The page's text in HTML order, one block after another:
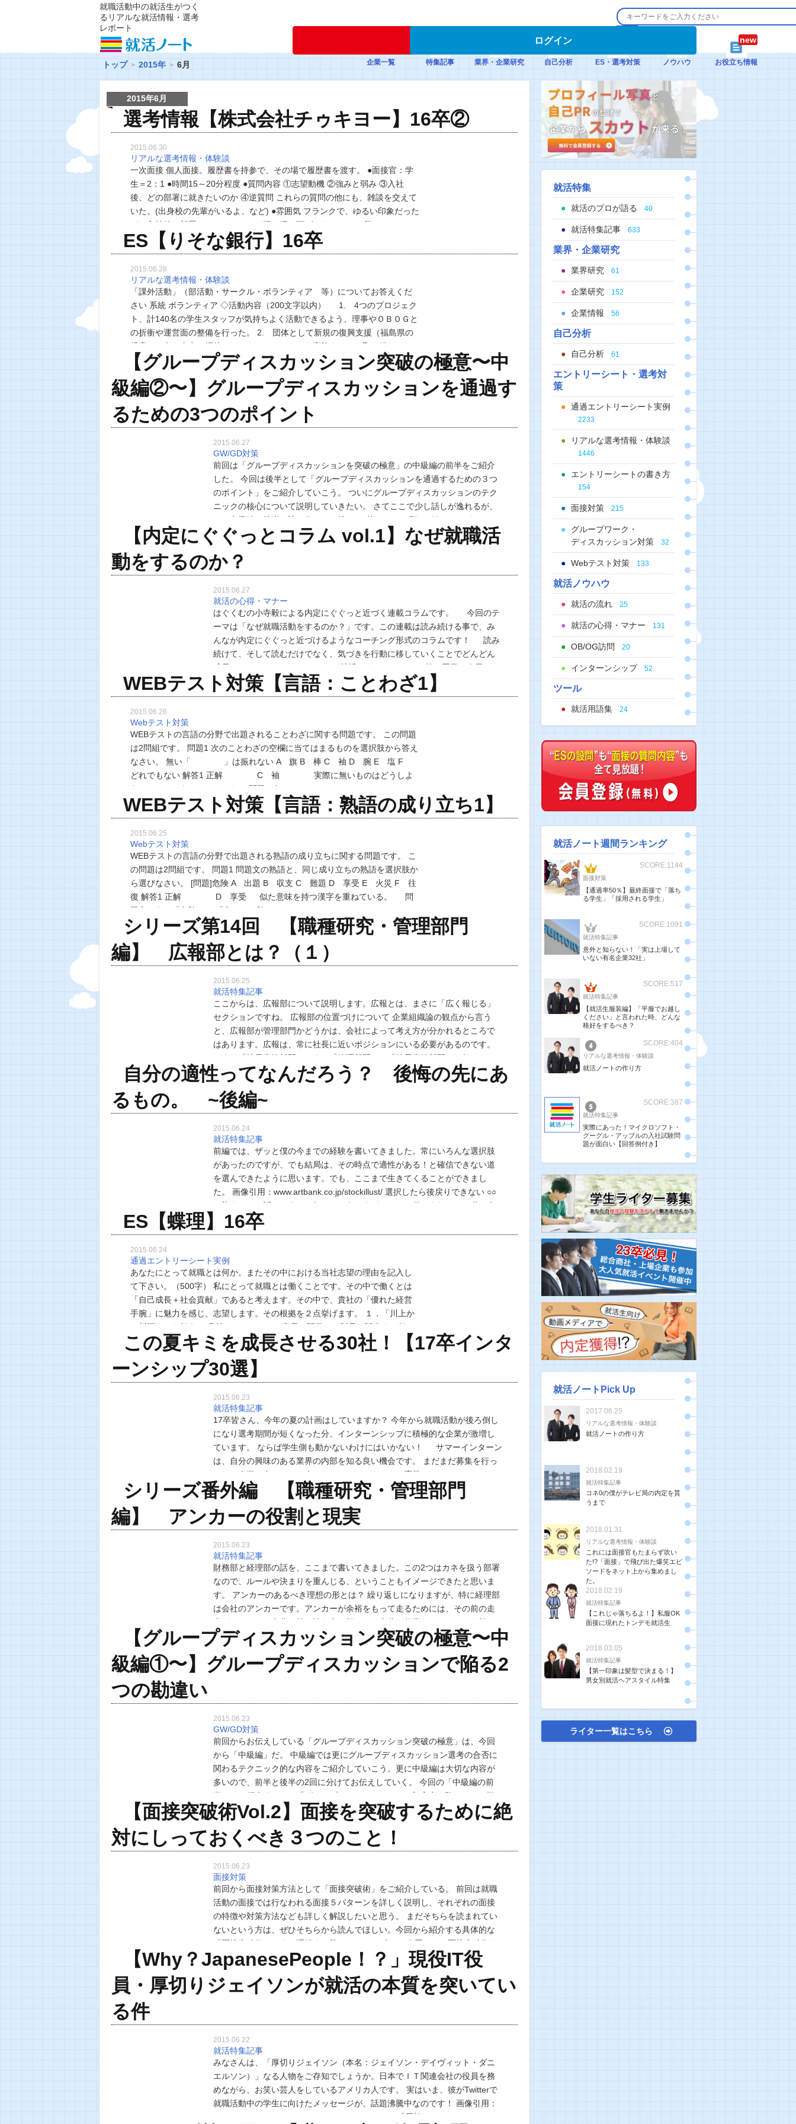
就職活動中の就活生がつく
るリアルな就活情報・選考
レポート
企業一覧 特集記事 業界・企業研究 自己分析 ES・選考対策 ノウハウ お役立ち情報
ログイン
トップ 2015年 6月
2015年6月
選考情報【株式会社チゥキヨー】16卒②
2015.06.30
リアルな選考情報・体験談
一次面接 個人面接。履歴書を持参で、その場で履歴書を渡す。 ●面接官：学
生＝2：1 ●時間15～20分程度 ●質問内容 ①志望動機 ②強みと弱み ③入社
後、どの部署に就きたいのか ④逆質問 これらの質問の他にも、雑談を交えて
いた。(出身校の先輩がいるよ、など) ●雰囲気 フランクで、ゆるい印象だった
が、入社後の部署についてはかなり深く掘り下げられる。 その際…
ES【りそな銀行】16卒
2015.06.28
リアルな選考情報・体験談
「課外活動」（部活動・サークル・ボランティア 等）についてお答えくだ
さい 系統 ボランティア ◇活動内容（200文字以内） 1. 4つのプロジェク
ト、計140名の学生スタッフが気持ちよく活動できるよう、理事やＯＢＯＧと
の折衝や運営面の整備を行った。 2. 団体として新規の復興支援（福島県の
児童２５名を東京に招待し、スタディーツアーを実施する）に取り組むこと
になり、責任者…
【グループディスカッション突破の極意〜中
級編②〜】グループディスカッションを通過す
るための3つのポイント
2015.06.27
GW/GD対策
前回は「グループディスカッションを突破の極意」の中級編の前半をご紹介
した。 今回は後半として「グループディスカッションを通過するための３つ
のポイント」をご紹介していこう。 ついにグループディスカッションのテク
ニックの核心について説明していきたい。 さてここで少し話しが逸れるが、
この中級編の後半を読み終わった後に1つ皆さんにお願いがある。 それはぜひ
先輩内定者の「グループディスカッションの選考レポー…
【内定にぐぐっとコラム vol.1】なぜ就職活
動をするのか？
2015.06.27
就活の心得・マナー
はぐくむの小寺毅による内定にぐぐっと近づく連載コラムです。 今回のテ
ーマは「なぜ就職活動をするのか？」です。この連載は読み続ける事で、み
んなが内定にぐぐっと近づけるようなコーチング形式のコラムです！ 読み
続けて、そして読むだけでなく、気づきを行動に移していくことでどんどん
成長していってくださいね。 なぜ就活をするのか？ さて第１回目の今日は、
就職活動をするということについて少し考えてみま…
WEBテスト対策【言語：ことわざ1】
2015.06.26
Webテスト対策
WEBテストの言語の分野で出題されることわざに関する問題です。 この問題
は2問組です。 問題1 次のことわざの空欄に当てはまるものを選択肢から答え
なさい。 無い「 」は振れない A 旗 B 棒 C 袖 D 腕 E 塩 F
どれでもない 解答1 正解 C 袖 実際に無いものはどうしよ
うもないということのたとえ。 問題2 次…
WEBテスト対策【言語：熟語の成り立ち1】
2015.06.25
Webテスト対策
WEBテストの言語の分野で出題される熟語の成り立ちに関する問題です。 こ
の問題は2問組です。 問題1 問題文の熟語と、同じ成り立ちの熟語を選択肢か
ら選びなさい。 [問題]危険 A 出題 B 収支 C 難題 D 享受 E 火災 F 往
復 解答1 正解 D 享受 似た意味を持つ漢字を重ねている。 問
題文にある「危険」は 「危ない・険しい…
シリーズ第14回 【職種研究・管理部門
編】 広報部とは？（１）
2015.06.25
就活特集記事
ここからは、広報部について説明します。広報とは、まさに「広く報じる」
セクションですね。 広報部の位置づけについて 企業組織論の観点から言う
と、広報部が管理部門かどうかは、会社によって考え方が分かれるところで
はあります。広報は、常に社長に近いポジションにいる必要があるのです。
つまり「社長直轄部門」です。「管理部門」と「社長直轄部門」は似ている
ようで、実は役割も異なります。 そして、中小企業ク…
自分の適性ってなんだろう？ 後悔の先にあ
るもの。 ~後編~
2015.06.24
就活特集記事
前編では、ザッと僕の今までの経験を書いてきました。常にいろんな選択肢
があったのですが、でも結局は、その時点で適性がある！と確信できない道
を選んできたように思います。でも、ここまで生きてくることができまし
た。 画像引用：www.artbank.co.jp/stockillust/ 選択したら後戻りできない ○○
に染まるって話でいうと、何でもそうですが、どんな道であれ、その道に進
んでいたら、その先…
ES【蝶理】16卒
2015.06.24
通過エントリーシート実例
あなたにとって就職とは何か。またその中における当社志望の理由を記入し
て下さい。（500字） 私にとって就職とは働くことです。その中で働くとは
「自己成長＋社会貢献」であると考えます。その中で、貴社の「優れた経営
手腕」に魅力を感じ、志望します。その根拠を２点挙げます。 １．「川上か
ら川下までを担う」 貴社は、オリジナル商品の開発から製品の販売まで行っ
ておられます。それは、商社としての機能のみな…
この夏キミを成長させる30社！【17卒インタ
ーンシップ30選】
2015.06.23
就活特集記事
17卒皆さん、今年の夏の計画はしていますか？ 今年から就職活動が後ろ倒し
になり選考期間が短くなった分、インターンシップに積極的な企業が激増し
ています。 ならば学生側も動かないわけにはいかない！ サマーインターン
は、自分の興味のある業界の内部を知る良い機会です。 まだまだ募集を行っ
ている企業も多いので、今からサマーインターンに応募してみてはいかがで
すか？ 今回はベンチャー企業から大企業まで30社…
シリーズ番外編 【職種研究・管理部門
編】 アンカーの役割と現実
2015.06.23
就活特集記事
財務部と経理部の話を、ここまで書いてきました。この2つはカネを扱う部署
なので、ルールや決まりを重んじる、ということもイメージできたと思いま
す。 アンカーのあるべき理想の形とは？ 繰り返しになりますが、特に経理部
は会社のアンカーです。アンカーが余裕をもって走るためには、その前の走
者がキッチリと自分の持ち味を出し切って、自分の仕事をキチンとやり切
り、それを経理につなげていくことが重要です。 会…
【グループディスカッション突破の極意〜中
級編①〜】グループディスカッションで陥る2
つの勘違い
2015.06.23
GW/GD対策
前回からお伝えしている「グループディスカッション突破の極意」は、今回
から「中級編」だ。 中級編では更にグループディスカッション選考の合否に
関わるテクニック的な内容をご紹介していこう。更に中級編は大切な内容が
多いので、前半と後半の2回に分けてお伝えしていく。 今回の「中級編の前
半」でご紹介するのは「グループディスカッションの初心者が陥る２つの勘
違い」についてだ。今回の内容で皆さんにはグループディスカ…
【面接突破術Vol.2】面接を突破するために絶
対にしっておくべき３つのこと！
2015.06.23
面接対策
前回から面接対策方法として「面接突破術」をご紹介している。 前回は就職
活動の面接では行なわれる面接５パターンを詳しく説明し、それぞれの面接
の特徴や対策方法なども詳しく解説したいと思う。 まだそちらを読まれてい
ないという方は、ぜひそちらから読んでほしい。今回から紹介する具体的な
「面接突破術」をより理解する助けとなるはずだ。 今回からは面接突破術を
より実践的に具体的な内容でご紹介していく。 面接突破術…
【Why？JapanesePeople！？」現役IT役
員・厚切りジェイソンが就活の本質を突いてい
る件
2015.06.22
就活特集記事
みなさんは、「厚切りジェイソン（本名：ジェイソン・デイヴィット・ダニ
エルソン）」なる人物をご存知でしょうか。日本でＩＴ関連会社の役員を務
めながら、お笑い芸人をしているアメリカ人です。 実はいま、彼がTwitterで
就職活動中の学生に向けたメッセージが、話題沸騰中なのです！ 画像引用：
http://www.ibta-arabia.com/Training_Center/Why 「厚切りジェイソン」…
就活特集
就活のプロが語る 40
就活特集記事 633
業界・企業研究
業界研究 61
企業研究 152
企業情報 56
自己分析
自己分析 61
エントリーシート・選考対
策
通過エントリーシート実例
2233
リアルな選考情報・体験談
1446
エントリーシートの書き方
154
面接対策 215
グループワーク・
ディスカッション対策
32
Webテスト対策 133
就活ノウハウ
就活の流れ 25
就活の心得・マナー 131
OB/OG訪問 20
インターンシップ 52
ツール
就活用語集 24
就活ノート週間ランキング
SCORE:1144
面接対策
【通過率50％】最終面接で「落ち
る学生」「採用される学生」
SCORE:1091
就活特集記事
意外と知らない！「実は上場して
いない有名企業32社」
SCORE:517
就活特集記事
【就活生服装編】「平服でお越し
ください」と言われた時、どんな
格好をするべき？
SCORE:404
リアルな選考情報・体験談
就活ノートの作り方
SCORE:387
就活特集記事
実際にあった！マイクロソフト・
グーグル・アップルの入社試験問
題が面白い【回答例付き】
就活ノートPick Up
2017.06.25
リアルな選考情報・体験談
就活ノートの作り方
2018.02.19
就活特集記事
コネ0の僕がテレビ局の内定を貰
うまで
2018.01.31
リアルな選考情報・体験談
これには面接官もたまらず吹い
た!?「面接」で飛び出た爆笑エピ
ソードをネット上から集めまし
た。
2018.02.19
就活特集記事
【これじゃ落ちるよ！】私服OK
面接に現れたトンデモ就活生
2018.03.05
就活特集記事
【第一印象は髪型で決まる！】
男女別就活ヘアスタイル特集
ライター一覧はこちら